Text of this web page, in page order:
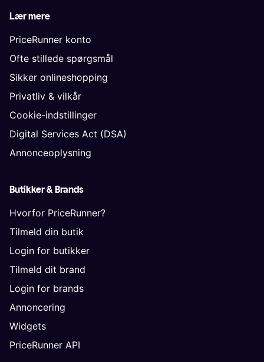
Lær mere
PriceRunner konto
Ofte stillede spørgsmål
Sikker onlineshopping
Privatliv & vilkår
Cookie-indstillinger
Digital Services Act (DSA)
Annonceoplysning
Butikker & Brands
Hvorfor PriceRunner?
Tilmeld din butik
Login for butikker
Tilmeld dit brand
Login for brands
Annoncering
Widgets
PriceRunner API